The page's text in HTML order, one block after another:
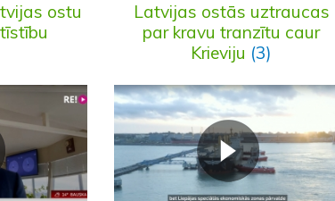
ostu
Latvijas ostās uztraucas
par kravu tranzītu caur
Krieviju (3)